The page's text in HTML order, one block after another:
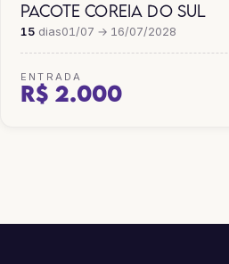
PACOTE COREIA DO SUL
15 dias01/07 → 16/07/2028
ENTRADA
R$ 2.000